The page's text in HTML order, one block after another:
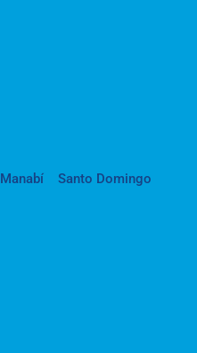
Manabí Santo Domingo